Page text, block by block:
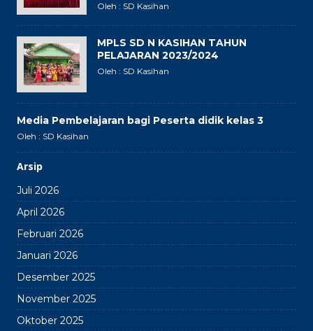
Oleh : SD Kasihan
MPLS SD N KASIHAN TAHUN
PELAJARAN 2023/2024
Oleh : SD Kasihan
Media Pembelajaran bagi Peserta didik kelas 3
Oleh : SD Kasihan
Arsip
Juli 2026
April 2026
Februari 2026
Januari 2026
Desember 2025
November 2025
Oktober 2025